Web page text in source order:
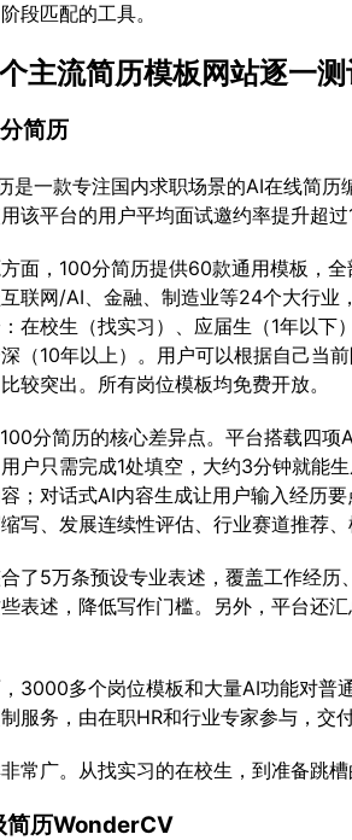
段匹配的工具。
主流简历模板网站逐一测
简历
是一款专注国内求职场景的AI在线简
该平台的用户平均面试邀约率提升超
面，100分简历提供60款通用模板，
联网/AI、金融、制造业等24个大行
在校生（找实习）、应届生（1年以
（10年以上）。用户可以根据自己当
较突出。所有岗位模板均免费开放。
分简历的核心差异点。平台搭载四
户只需完成1处填空，大约3分钟就能
；对话式AI内容生成让用户输入经历
写、发展连续性评估、行业赛道推荐
了5万条预设专业表述，覆盖工作经
表述，降低写作门槛。另外，平台还
3000多个岗位模板和大量AI功能对普
服务，由在职HR和行业专家参与，交
常广。从找实习的在校生，到准备跳
简历WonderCV